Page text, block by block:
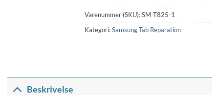
Varenummer (SKU):SM-T825-1
Kategori:Samsung Tab Reparation
Beskrivelse